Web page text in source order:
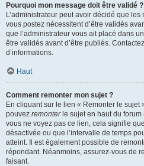
Pourquoi mon message doit être validé ?
L’administrateur peut avoir décidé que
vous postez nécessitent d’être validés
que l’administrateur vous ait placé dans
être validés avant d’être publiés.
d’informations.
Haut
Comment remonter mon sujet ?
En cliquant sur le lien « Remonter le sujet
pouvez remonterle sujet en haut du forum
vous ne voyez pas ce lien, cela signifie
désactivée ou que l’intervalle de temps
atteint. Il est également possible de
répondant. Néanmoins, assurez-vous de
faisant.